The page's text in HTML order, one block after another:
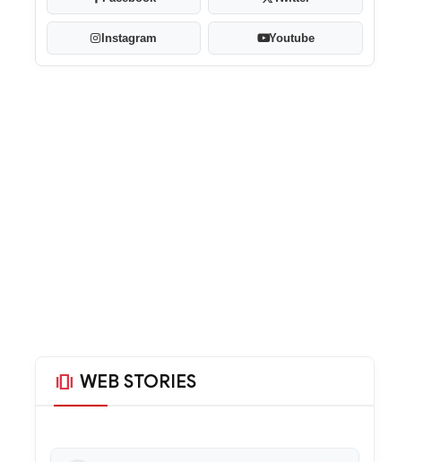
Instagram Youtube
amp_stories WEB STORIES